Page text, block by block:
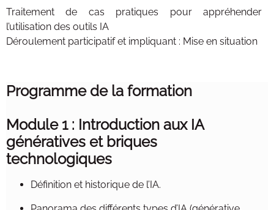
Traitement de cas pratiques pour appréhender
l’utilisation des outils IA
Déroulement participatif et impliquant : Mise en situation
Programme de la formation
Module 1 : Introduction aux IA
génératives et briques
technologiques
Définition et historique de l’IA.